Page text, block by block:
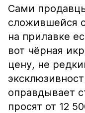
Сами
сложившейся
на прилавке
вот чёрная
цену, не
оправдывает
просят от 12